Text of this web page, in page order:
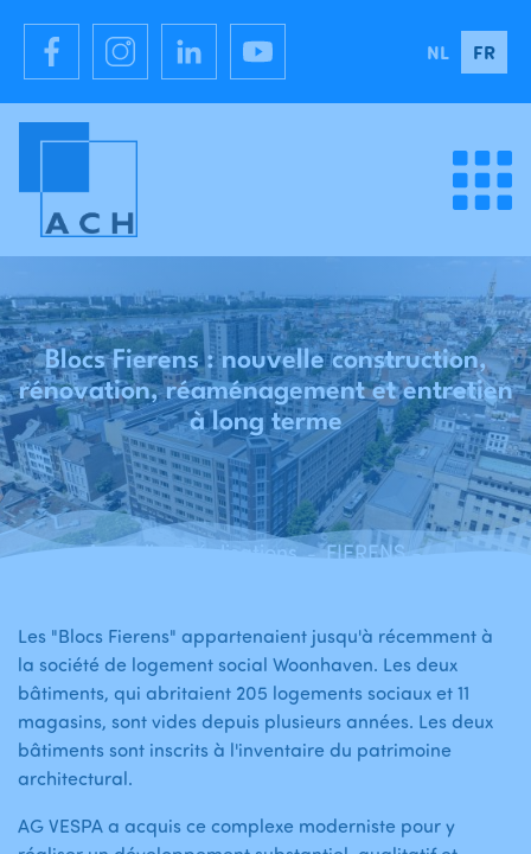
NL FR
Accueil Réalisations - FIERENS - Les blocs "Fierens" - Anvers
Blocs Fierens : nouvelle construction,
rénovation, réaménagement et entretien
à long terme
Les "Blocs Fierens" appartenaient jusqu'à récemment à
la société de logement social Woonhaven. Les deux
bâtiments, qui abritaient 205 logements sociaux et 11
magasins, sont vides depuis plusieurs années. Les deux
bâtiments sont inscrits à l'inventaire du patrimoine
architectural.
AG VESPA a acquis ce complexe moderniste pour y